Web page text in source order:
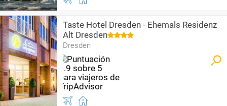
Taste Hotel Dresden - Ehemals Residenz
Alt Dresden
Dresden